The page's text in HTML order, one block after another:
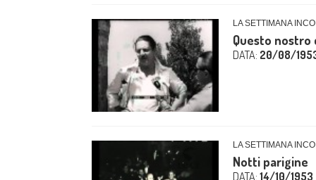
LA SETTIMANA
Questo nostro
DATA: 20/08/
LA SETTIMANA
Notti parigine
DATA: 14/10/1953